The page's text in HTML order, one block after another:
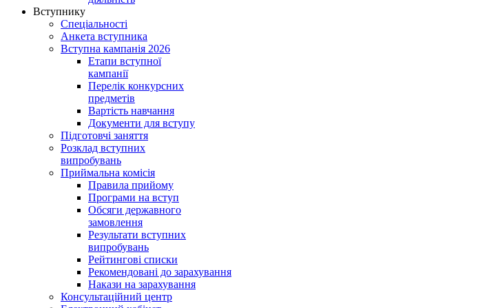
Вступнику
Спеціальності
Анкета вступника
Вступна кампанія 2026
Етапи вступної
кампанії
Перелік конкурсних
предметів
Вартість навчання
Документи для вступу
Підготовчі заняття
Розклад вступних
випробувань
Приймальна комісія
Правила прийому
Програми на вступ
Обсяги державного
замовлення
Результати вступних
випробувань
Рейтингові списки
Рекомендовані до зарахування
Накази на зарахування
Консультаційний центр